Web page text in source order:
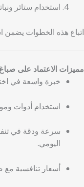
استخدام ستائر
اتباع هذه الخطوات يضمن
مميزات الاعتماد على
خبرة واسعة في
استخدام أدوات
سرعة ودقة في
اليومي.
أسعار تنافسية مع